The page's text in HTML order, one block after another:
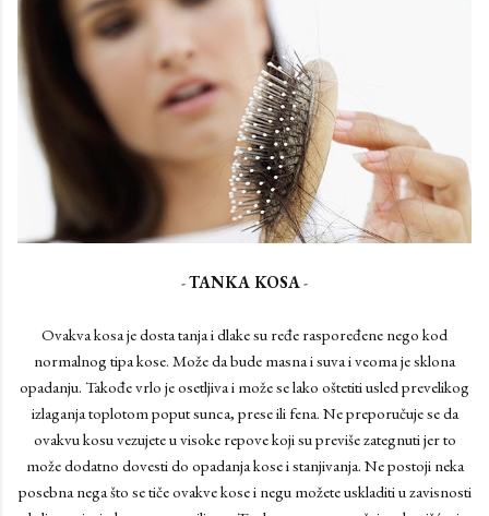
-TANKA KOSA-
Ovakva kosa je dosta tanja i dlake su ređe raspoređene nego kod
normalnog tipa kose. Može da bude masna i suva i veoma je sklona
opadanju. Takođe vrlo je osetljiva i može se lako oštetiti usled prevelikog
izlaganja toplotom poput sunca, prese ili fena. Ne preporučuje se da
ovakvu kosu vezujete u visoke repove koji su previše zategnuti jer to
može dodatno dovesti do opadanja kose i stanjivanja. Ne postoji neka
posebna nega što se tiče ovakve kose i negu možete uskladiti u zavisnosti